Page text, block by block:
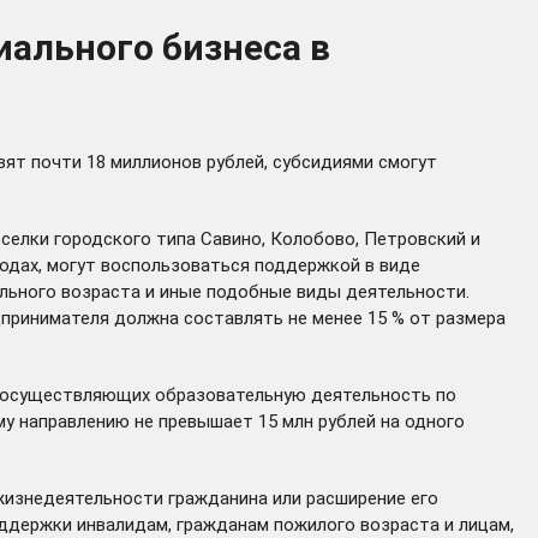
бизнеса в
почти 18 миллионов рублей, субсидиями смогут
городского типа Савино, Колобово, Петровский и
могут воспользоваться поддержкой в виде
возраста и иные подобные виды деятельности.
должна составлять не менее 15 % от размера
образовательную деятельность по
направлению не превышает 15 млн рублей на одного
гражданина или расширение его
инвалидам, гражданам пожилого возраста и лицам,